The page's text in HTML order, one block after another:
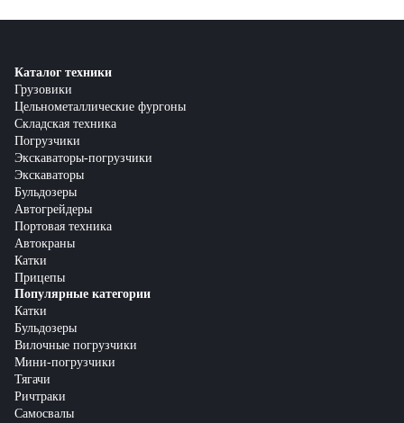
Каталог техники
Грузовики
Цельнометаллические фургоны
Складская техника
Погрузчики
Экскаваторы-погрузчики
Экскаваторы
Бульдозеры
Автогрейдеры
Портовая техника
Автокраны
Катки
Прицепы
Популярные категории
Катки
Бульдозеры
Вилочные погрузчики
Мини-погрузчики
Тягачи
Ричтраки
Самосвалы